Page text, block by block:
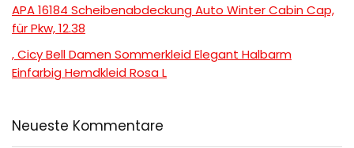
APA 16184 Scheibenabdeckung Auto Winter Cabin Cap,
für Pkw, 12.38
, Cicy Bell Damen Sommerkleid Elegant Halbarm
Einfarbig Hemdkleid Rosa L
Neueste Kommentare